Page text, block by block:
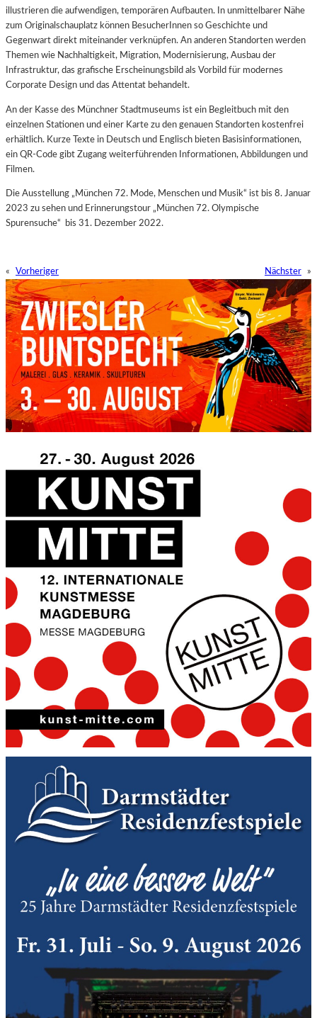
illustrieren die aufwendigen, temporären Aufbauten. In unmittelbarer Nähe
zum Originalschauplatz können BesucherInnen so Geschichte und
Gegenwart direkt miteinander verknüpfen. An anderen Standorten werden
Themen wie Nachhaltigkeit, Migration, Modernisierung, Ausbau der
Infrastruktur, das grafische Erscheinungsbild als Vorbild für modernes
Corporate Design und das Attentat behandelt.
An der Kasse des Münchner Stadtmuseums ist ein Begleitbuch mit den
einzelnen Stationen und einer Karte zu den genauen Standorten kostenfrei
erhältlich. Kurze Texte in Deutsch und Englisch bieten Basisinformationen,
ein QR-Code gibt Zugang weiterführenden Informationen, Abbildungen und
Filmen.
Die Ausstellung „München 72. Mode, Menschen und Musik“ ist bis 8. Januar
2023 zu sehen und Erinnerungstour „München 72. Olympische
Spurensuche“ bis 31. Dezember 2022.
« Vorheriger Nächster »